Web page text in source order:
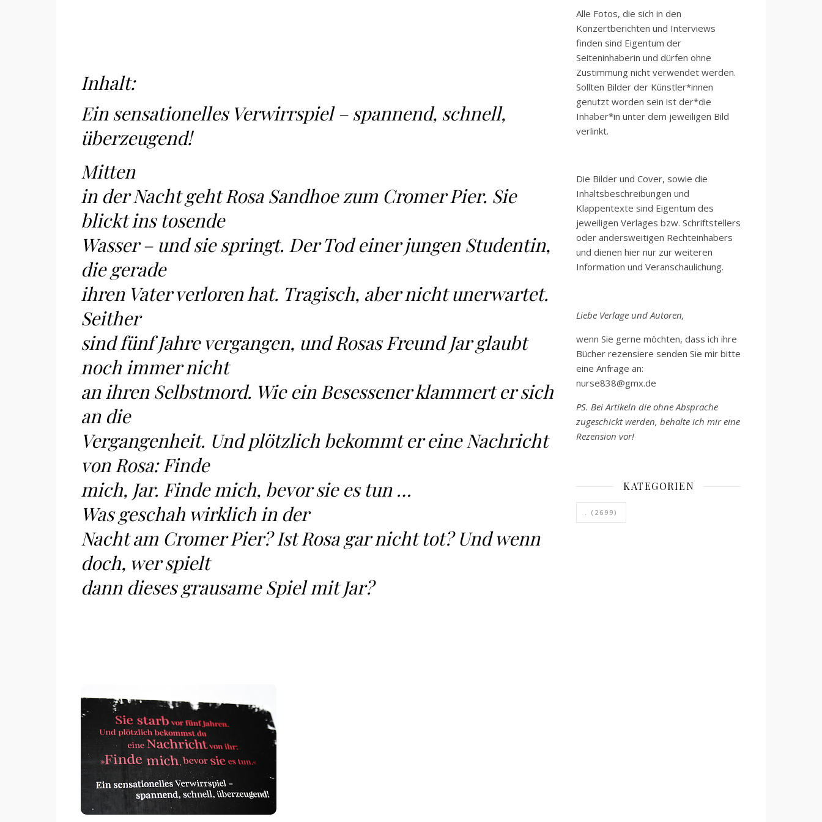
Inhalt:
Ein sensationelles Verwirrspiel – spannend, schnell,
überzeugend!
Mitten
in der Nacht geht Rosa Sandhoe zum Cromer Pier. Sie
blickt ins tosende
Wasser – und sie springt. Der Tod einer jungen Studentin,
die gerade
ihren Vater verloren hat. Tragisch, aber nicht unerwartet.
Seither
sind fünf Jahre vergangen, und Rosas Freund Jar glaubt
noch immer nicht
an ihren Selbstmord. Wie ein Besessener klammert er sich
an die
Vergangenheit. Und plötzlich bekommt er eine Nachricht
von Rosa: Finde
mich, Jar. Finde mich, bevor sie es tun …
Was geschah wirklich in der
Nacht am Cromer Pier? Ist Rosa gar nicht tot? Und wenn
doch, wer spielt
dann dieses grausame Spiel mit Jar?
Alle Fotos, die sich in den
Konzertberichten und Interviews
finden sind Eigentum der
Seiteninhaberin und dürfen ohne
Zustimmung nicht verwendet werden.
Sollten Bilder der Künstler*innen
genutzt worden sein ist der*die
Inhaber*in unter dem jeweiligen Bild
verlinkt.
Die Bilder und Cover, sowie die
Inhaltsbeschreibungen und
Klappentexte sind Eigentum des
jeweiligen Verlages bzw. Schriftstellers
oder andersweitigen Rechteinhabers
und dienen hier nur zur weiteren
Information und Veranschaulichung.
Liebe Verlage und Autoren,
wenn Sie gerne möchten, dass ich ihre
Bücher rezensiere senden Sie mir bitte
eine Anfrage an:
nurse838@gmx.de
PS. Bei Artikeln die ohne Absprache
zugeschickt werden, behalte ich mir eine
Rezension vor!
KATEGORIEN
. (2699)